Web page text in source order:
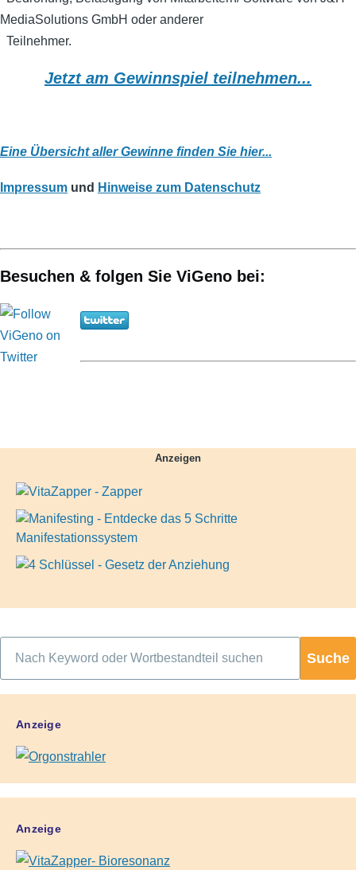
MediaSolutions GmbH oder anderer
Teilnehmer.
Jetzt am Gewinnspiel teilnehmen...
Eine Übersicht aller Gewinne finden Sie hier...
Impressum und Hinweise zum Datenschutz
Besuchen & folgen Sie ViGeno bei:
Anzeigen
Anzeige
Anzeige